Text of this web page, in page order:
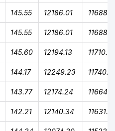
145.55 12186.01
145.55 12186.01
145.60 12194.13
144.17 12249.23
143.77 12174.24
142.21 12140.34